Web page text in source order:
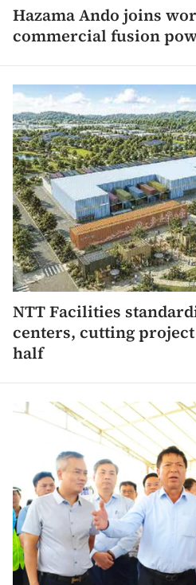
Hazama Ando joins
commercial fusion
NTT Facilities
centers, cutting
half